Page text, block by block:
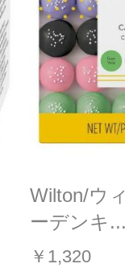
Wilton/ウ
ーデンキ
￥1,320